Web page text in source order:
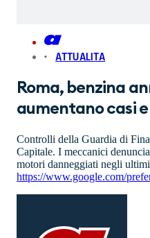
ATTUALITA
Roma, benzina
aumentano casi
Controlli della Guardia di
Capitale. I meccanici
motori danneggiati negli
https://www.google.com/